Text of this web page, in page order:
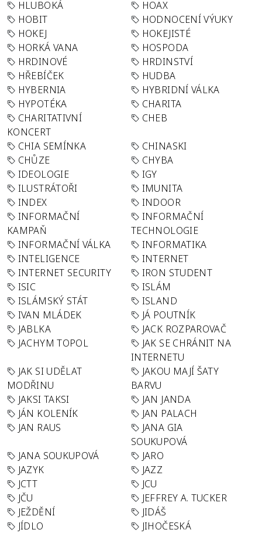
HLUBOKÁ
HOAX
HOBIT
HODNOCENÍ VÝUKY
HOKEJ
HOKEJISTÉ
HORKÁ VANA
HOSPODA
HRDINOVÉ
HRDINSTVÍ
HŘEBÍČEK
HUDBA
HYBERNIA
HYBRIDNÍ VÁLKA
HYPOTÉKA
CHARITA
CHARITATIVNÍ
KONCERT
CHEB
CHIA SEMÍNKA
CHINASKI
CHŮZE
CHYBA
IDEOLOGIE
IGY
ILUSTRÁTOŘI
IMUNITA
INDEX
INDOOR
INFORMAČNÍ
KAMPAŇ
INFORMAČNÍ
TECHNOLOGIE
INFORMAČNÍ VÁLKA
INFORMATIKA
INTELIGENCE
INTERNET
INTERNET SECURITY
IRON STUDENT
ISIC
ISLÁM
ISLÁMSKÝ STÁT
ISLAND
IVAN MLÁDEK
JÁ POUTNÍK
JABLKA
JACK ROZPAROVAČ
JACHYM TOPOL
JAK SE CHRÁNIT NA
INTERNETU
JAK SI UDĚLAT
MODŘINU
JAKOU MAJÍ ŠATY
BARVU
JAKSI TAKSI
JAN JANDA
JÁN KOLENÍK
JAN PALACH
JAN RAUS
JANA GIA
SOUKUPOVÁ
JANA SOUKUPOVÁ
JARO
JAZYK
JAZZ
JCTT
JCU
JČU
JEFFREY A. TUCKER
JEŽDĚNÍ
JIDÁŠ
JÍDLO
JIHOČESKÁ